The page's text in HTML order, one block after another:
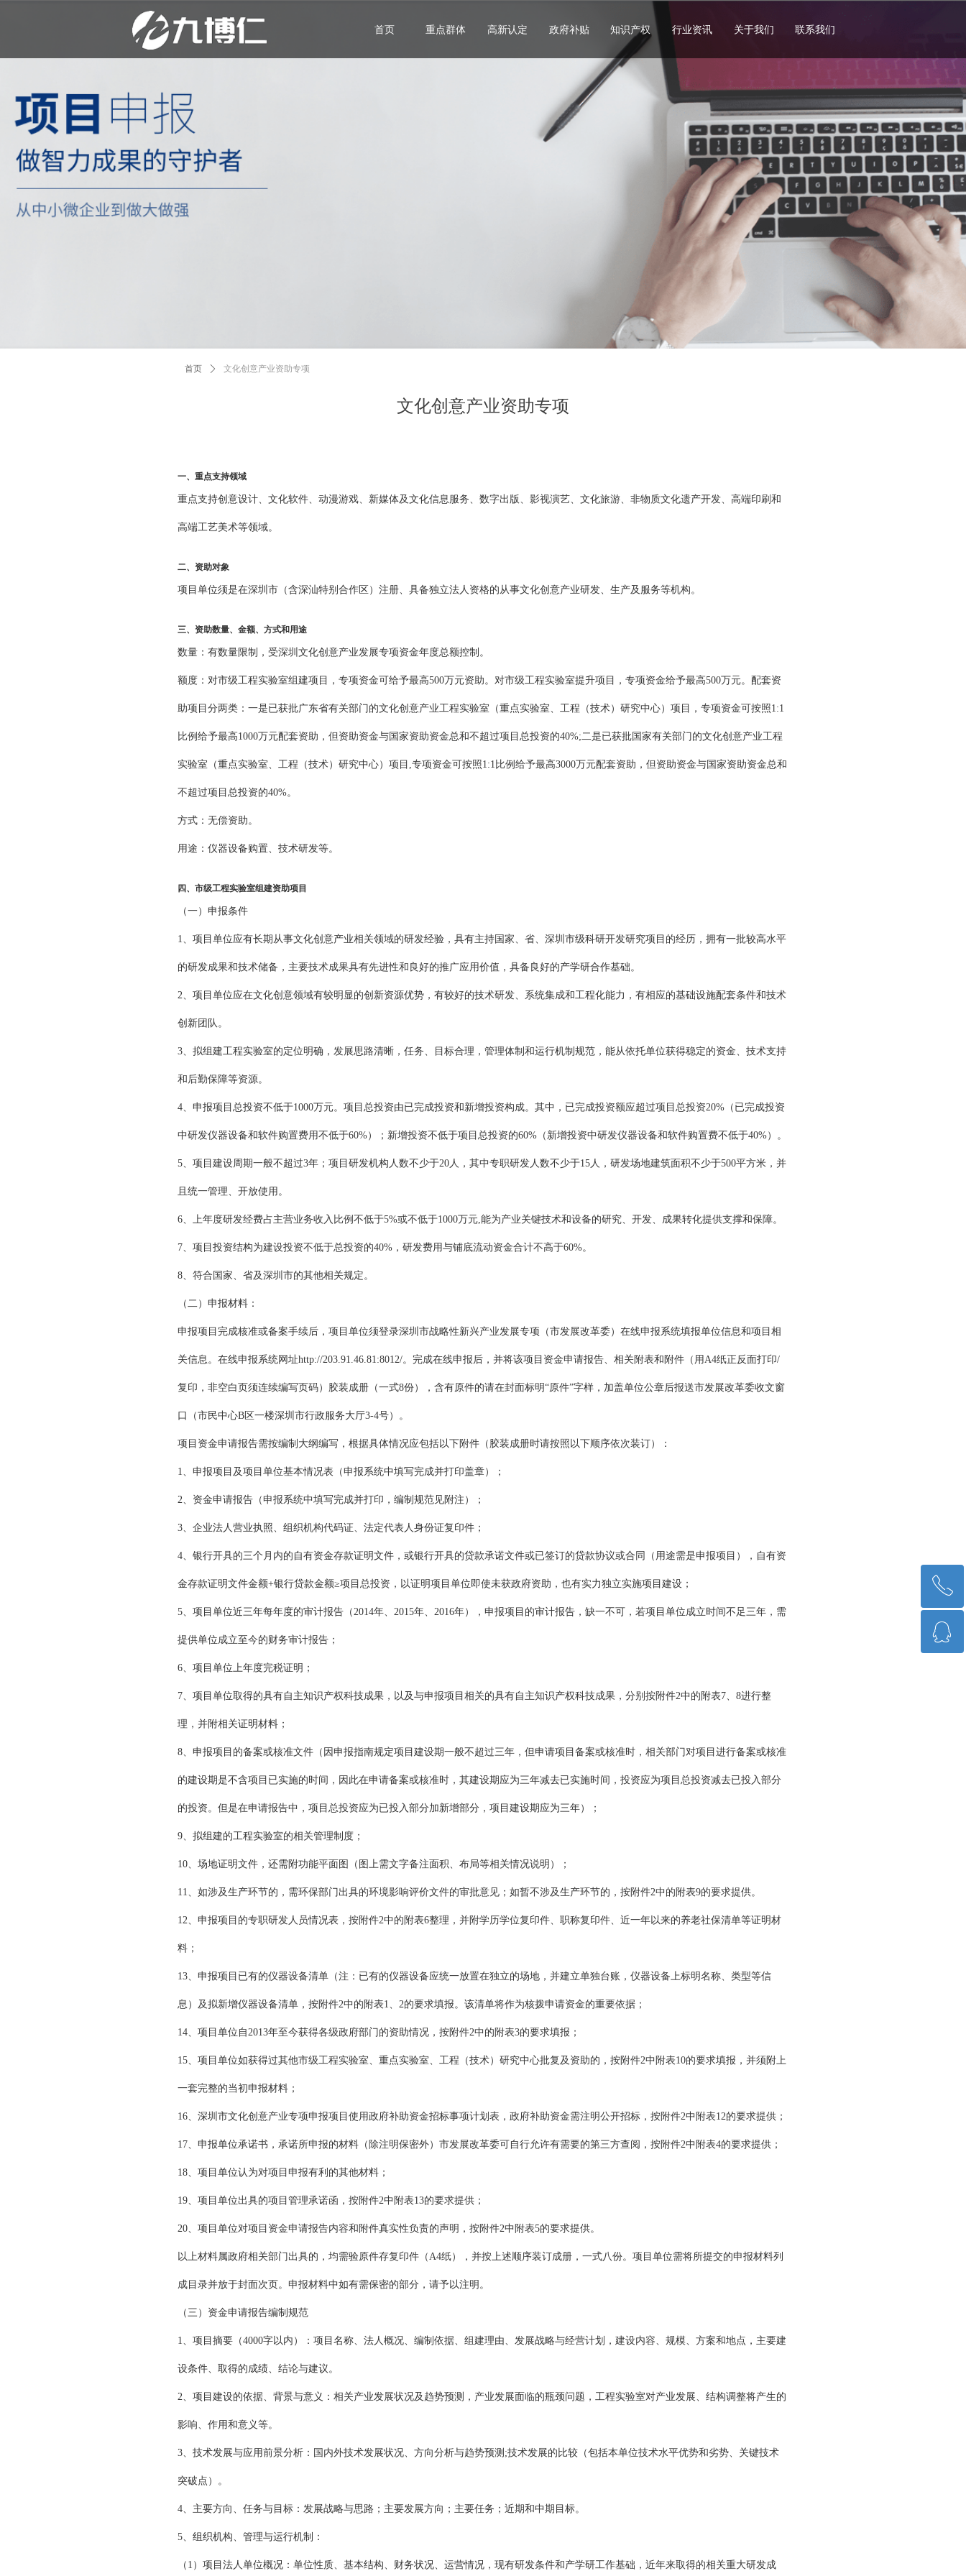
首页 重点群体 高新认定 政府补贴 知识产权 行业资讯 关于我们 联系我们
文化创意产业资助专项
首页 ꄲ 文化创意产业资助专项
一、重点支持领域
重点支持创意设计、文化软件、动漫游戏、新媒体及文化信息服务、数字出版、影视演艺、文化旅游、非物质文化遗产开发、高端印刷和
高端工艺美术等领域。
二、资助对象
项目单位须是在深圳市（含深汕特别合作区）注册、具备独立法人资格的从事文化创意产业研发、生产及服务等机构。
三、资助数量、金额、方式和用途
数量：有数量限制，受深圳文化创意产业发展专项资金年度总额控制。
额度：对市级工程实验室组建项目，专项资金可给予最高500万元资助。对市级工程实验室提升项目，专项资金给予最高500万元。配套资
助项目分两类：一是已获批广东省有关部门的文化创意产业工程实验室（重点实验室、工程（技术）研究中心）项目，专项资金可按照1:1
比例给予最高1000万元配套资助，但资助资金与国家资助资金总和不超过项目总投资的40%;二是已获批国家有关部门的文化创意产业工程
实验室（重点实验室、工程（技术）研究中心）项目,专项资金可按照1:1比例给予最高3000万元配套资助，但资助资金与国家资助资金总和
不超过项目总投资的40%。
方式：无偿资助。
用途：仪器设备购置、技术研发等。
四、市级工程实验室组建资助项目
（一）申报条件
1、项目单位应有长期从事文化创意产业相关领域的研发经验，具有主持国家、省、深圳市级科研开发研究项目的经历，拥有一批较高水平
的研发成果和技术储备，主要技术成果具有先进性和良好的推广应用价值，具备良好的产学研合作基础。
2、项目单位应在文化创意领域有较明显的创新资源优势，有较好的技术研发、系统集成和工程化能力，有相应的基础设施配套条件和技术
创新团队。
3、拟组建工程实验室的定位明确，发展思路清晰，任务、目标合理，管理体制和运行机制规范，能从依托单位获得稳定的资金、技术支持
和后勤保障等资源。
4、申报项目总投资不低于1000万元。项目总投资由已完成投资和新增投资构成。其中，已完成投资额应超过项目总投资20%（已完成投资
中研发仪器设备和软件购置费用不低于60%）；新增投资不低于项目总投资的60%（新增投资中研发仪器设备和软件购置费不低于40%）。
5、项目建设周期一般不超过3年；项目研发机构人数不少于20人，其中专职研发人数不少于15人，研发场地建筑面积不少于500平方米，并
且统一管理、开放使用。
6、上年度研发经费占主营业务收入比例不低于5%或不低于1000万元,能为产业关键技术和设备的研究、开发、成果转化提供支撑和保障。
7、项目投资结构为建设投资不低于总投资的40%，研发费用与铺底流动资金合计不高于60%。
8、符合国家、省及深圳市的其他相关规定。
（二）申报材料：
申报项目完成核准或备案手续后，项目单位须登录深圳市战略性新兴产业发展专项（市发展改革委）在线申报系统填报单位信息和项目相
关信息。在线申报系统网址http://203.91.46.81:8012/。完成在线申报后，并将该项目资金申请报告、相关附表和附件（用A4纸正反面打印/
复印，非空白页须连续编写页码）胶装成册（一式8份），含有原件的请在封面标明“原件”字样，加盖单位公章后报送市发展改革委收文窗
口（市民中心B区一楼深圳市行政服务大厅3-4号）。
项目资金申请报告需按编制大纲编写，根据具体情况应包括以下附件（胶装成册时请按照以下顺序依次装订）：
1、申报项目及项目单位基本情况表（申报系统中填写完成并打印盖章）；
2、资金申请报告（申报系统中填写完成并打印，编制规范见附注）；
3、企业法人营业执照、组织机构代码证、法定代表人身份证复印件；
4、银行开具的三个月内的自有资金存款证明文件，或银行开具的贷款承诺文件或已签订的贷款协议或合同（用途需是申报项目），自有资
金存款证明文件金额+银行贷款金额≥项目总投资，以证明项目单位即使未获政府资助，也有实力独立实施项目建设；
5、项目单位近三年每年度的审计报告（2014年、2015年、2016年），申报项目的审计报告，缺一不可，若项目单位成立时间不足三年，需
提供单位成立至今的财务审计报告；
6、项目单位上年度完税证明；
7、项目单位取得的具有自主知识产权科技成果，以及与申报项目相关的具有自主知识产权科技成果，分别按附件2中的附表7、8进行整
理，并附相关证明材料；
8、申报项目的备案或核准文件（因申报指南规定项目建设期一般不超过三年，但申请项目备案或核准时，相关部门对项目进行备案或核准
的建设期是不含项目已实施的时间，因此在申请备案或核准时，其建设期应为三年减去已实施时间，投资应为项目总投资减去已投入部分
的投资。但是在申请报告中，项目总投资应为已投入部分加新增部分，项目建设期应为三年）；
9、拟组建的工程实验室的相关管理制度；
10、场地证明文件，还需附功能平面图（图上需文字备注面积、布局等相关情况说明）；
11、如涉及生产环节的，需环保部门出具的环境影响评价文件的审批意见；如暂不涉及生产环节的，按附件2中的附表9的要求提供。
12、申报项目的专职研发人员情况表，按附件2中的附表6整理，并附学历学位复印件、职称复印件、近一年以来的养老社保清单等证明材
料；
13、申报项目已有的仪器设备清单（注：已有的仪器设备应统一放置在独立的场地，并建立单独台账，仪器设备上标明名称、类型等信
息）及拟新增仪器设备清单，按附件2中的附表1、2的要求填报。该清单将作为核拨申请资金的重要依据；
14、项目单位自2013年至今获得各级政府部门的资助情况，按附件2中的附表3的要求填报；
15、项目单位如获得过其他市级工程实验室、重点实验室、工程（技术）研究中心批复及资助的，按附件2中附表10的要求填报，并须附上
一套完整的当初申报材料；
16、深圳市文化创意产业专项申报项目使用政府补助资金招标事项计划表，政府补助资金需注明公开招标，按附件2中附表12的要求提供；
17、申报单位承诺书，承诺所申报的材料（除注明保密外）市发展改革委可自行允许有需要的第三方查阅，按附件2中附表4的要求提供；
18、项目单位认为对项目申报有利的其他材料；
19、项目单位出具的项目管理承诺函，按附件2中附表13的要求提供；
20、项目单位对项目资金申请报告内容和附件真实性负责的声明，按附件2中附表5的要求提供。
以上材料属政府相关部门出具的，均需验原件存复印件（A4纸），并按上述顺序装订成册，一式八份。项目单位需将所提交的申报材料列
成目录并放于封面次页。申报材料中如有需保密的部分，请予以注明。
（三）资金申请报告编制规范
1、项目摘要（4000字以内）：项目名称、法人概况、编制依据、组建理由、发展战略与经营计划，建设内容、规模、方案和地点，主要建
设条件、取得的成绩、结论与建议。
2、项目建设的依据、背景与意义：相关产业发展状况及趋势预测，产业发展面临的瓶颈问题，工程实验室对产业发展、结构调整将产生的
影响、作用和意义等。
3、技术发展与应用前景分析：国内外技术发展状况、方向分析与趋势预测;技术发展的比较（包括本单位技术水平优势和劣势、关键技术
突破点）。
4、主要方向、任务与目标：发展战略与思路；主要发展方向；主要任务；近期和中期目标。
5、组织机构、管理与运行机制：
（1）项目法人单位概况：单位性质、基本结构、财务状况、运营情况，现有研发条件和产学研工作基础，近年来取得的相关重大研发成
ꂅ
ꁗ